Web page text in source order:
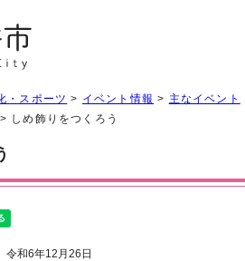
・スポーツ > イベント情報 > 主なイベント
> しめ飾りをつくろう
和6年12月26日